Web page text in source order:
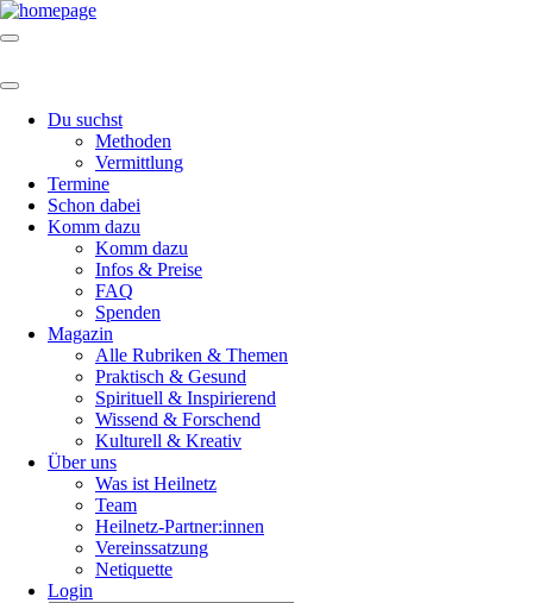
Du suchst
Methoden
Vermittlung
Termine
Schon dabei
Komm dazu
Komm dazu
Infos & Preise
FAQ
Spenden
Magazin
Alle Rubriken & Themen
Praktisch & Gesund
Spirituell & Inspirierend
Wissend & Forschend
Kulturell & Kreativ
Über uns
Was ist Heilnetz
Team
Heilnetz-Partner:innen
Vereinssatzung
Netiquette
Login